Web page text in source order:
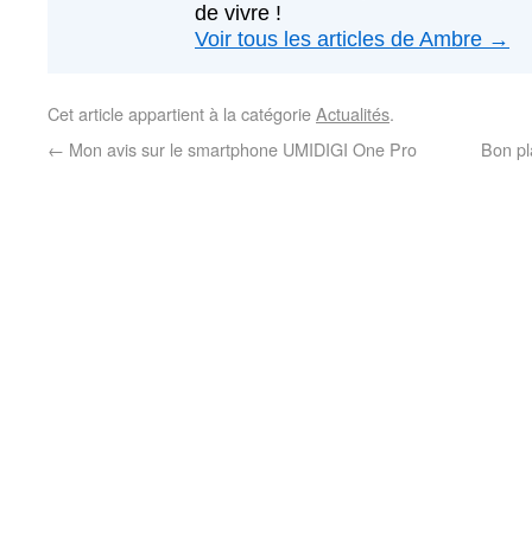
de vivre !
Voir tous les articles de Ambre →
Cet article appartient à la catégorieActualités.
← Mon avis sur le smartphone UMIDIGI One Pro Bon